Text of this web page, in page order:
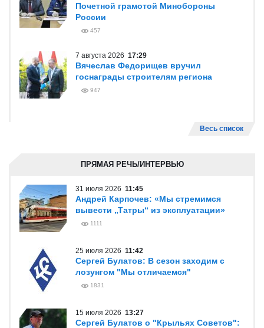
Почетной грамотой Минобороны
России
457
7 августа 2026 17:29
Вячеслав Федорищев вручил
госнаграды строителям региона
947
Весь список
ПРЯМАЯ РЕЧЬ/ИНТЕРВЬЮ
31 июля 2026 11:45
Андрей Карпочев: «Мы стремимся
вывести „Татры“ из эксплуатации»
1111
25 июля 2026 11:42
Сергей Булатов: В сезон заходим с
лозунгом "Мы отличаемся"
1831
15 июля 2026 13:27
Сергей Булатов о "Крыльях Советов":